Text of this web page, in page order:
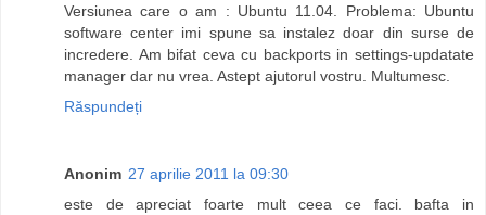
Versiunea care o am : Ubuntu 11.04. Problema: Ubuntu
software center imi spune sa instalez doar din surse de
incredere. Am bifat ceva cu backports in settings-updatate
manager dar nu vrea. Astept ajutorul vostru. Multumesc.
Răspundeți
Anonim 27 aprilie 2011 la 09:30
este de apreciat foarte mult ceea ce faci. bafta in